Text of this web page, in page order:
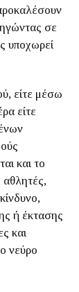
σε
υποχωρεί
είτε μέσω
είτε
και το
αθλητές,
ή έκτασης
και
νεύρο